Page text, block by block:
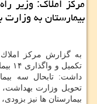
بیمارستان به
به گزارش مركز
داشت: تابحال سه
تحویل وزارت
بیمارستان ها نیز